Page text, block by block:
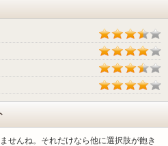
せんね。それだけなら他に選択肢が飽き